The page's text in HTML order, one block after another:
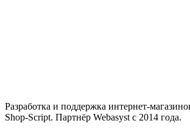
Разработка и поддержка интернет-
Shop-Script. Партнёр Webasyst с 2014 года.